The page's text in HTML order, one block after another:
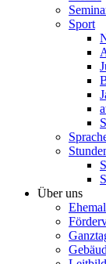
Sport
Über uns